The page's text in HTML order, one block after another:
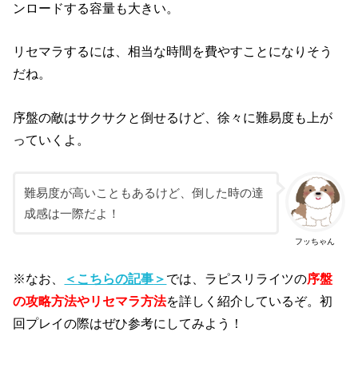
ンロードする容量も大きい。
リセマラするには、相当な時間を費やすことになりそう
だね。
序盤の敵はサクサクと倒せるけど、徐々に難易度も上が
っていくよ。
フッちゃん
難易度が高いこともあるけど、倒した時の達
成感は一際だよ！
※なお、 ＜ こちらの記事 ＞ では、ラピスリライツの序盤
の攻略方法やリセマラ方法を詳しく紹介しているぞ。初
回プレイの際はぜひ参考にしてみよう！